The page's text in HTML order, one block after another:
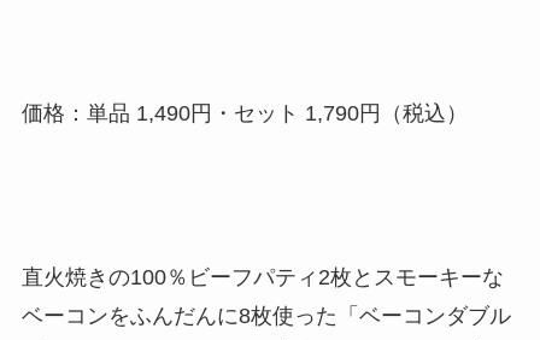
価格：単品 1,490円・セット 1,790円（税込）
直火焼きの100％ビーフパティ2枚とスモーキーな
ベーコンをふんだんに8枚使った「ベーコンダブル